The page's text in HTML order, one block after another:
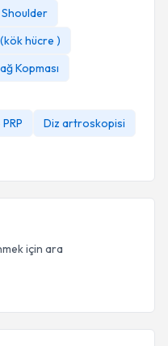
(kök hücre )
Kopması
Diz artroskopisi
için ara